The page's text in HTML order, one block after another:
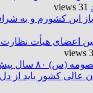
31 views
این کشورم و به
اعضای هیأت نظارت
سال پیش+تصویر
عالی کشور باید از دل